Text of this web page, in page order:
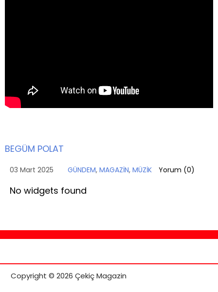
BEGÜM POLAT
03 Mart 2025 GÜNDEM, MAGAZİN, MÜZİK Yorum (0)
No widgets found
Copyright © 2026 Çekiç Magazin